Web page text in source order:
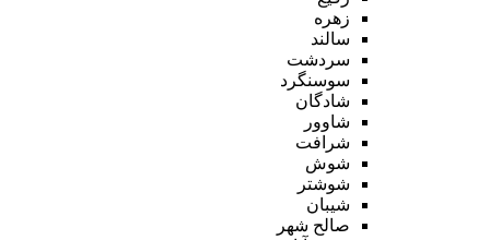
زهره
سالند
سردشت
سوسنگرد
شادگان
شاوور
شرافت
شوش
شوشتر
شیبان
صالح شهر